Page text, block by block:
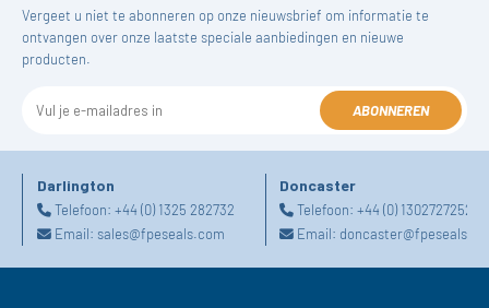
Vergeet u niet te abonneren op onze nieuwsbrief om informatie te
ontvangen over onze laatste speciale aanbiedingen en nieuwe
producten.
ABONNEREN
Darlington
Telefoon: +44 (0) 1325 282732
Email: sales@fpeseals.com
Doncaster
Telefoon:+44 (0) 1302727252
Email: